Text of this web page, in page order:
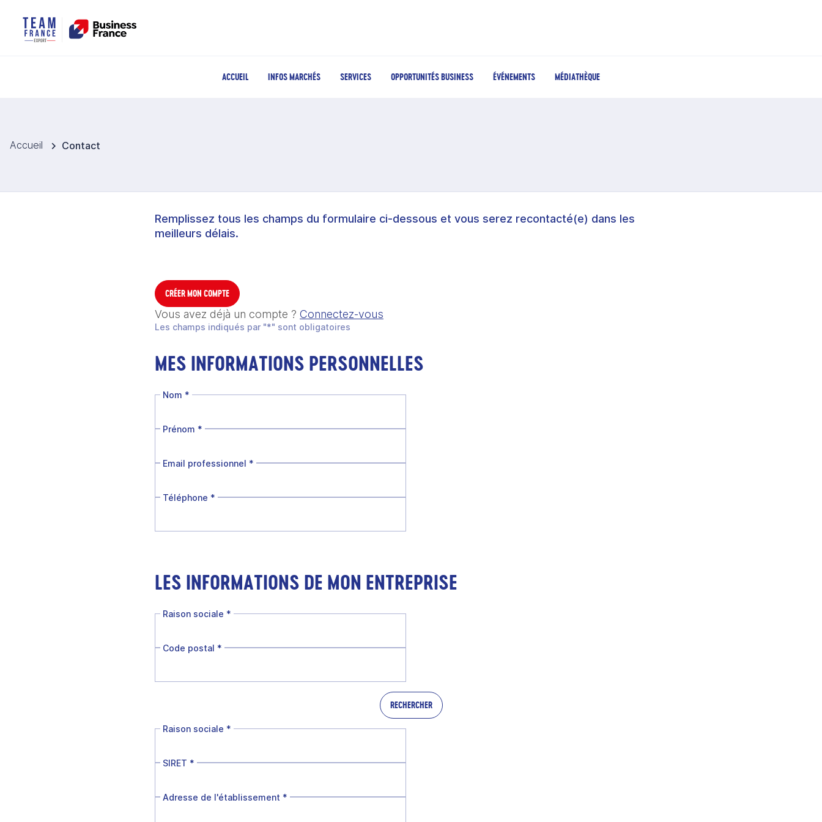
ACCUEIL INFOS MARCHÉS SERVICES OPPORTUNITÉS BUSINESS ÉVÉNEMENTS MÉDIATHÈQUE
Accueil Contact
Remplissez tous les champs du formulaire ci-dessous et vous serez recontacté(e) dans les
meilleurs délais.
CRÉER MON COMPTE
Vous avez déjà un compte ? Connectez-vous
Les champs indiqués par "*" sont obligatoires
MES INFORMATIONS PERSONNELLES
Nom *
Prénom *
Email professionnel *
Téléphone *
LES INFORMATIONS DE MON ENTREPRISE
Raison sociale *
Code postal *
RECHERCHER
Raison sociale *
SIRET *
Adresse de l'établissement *